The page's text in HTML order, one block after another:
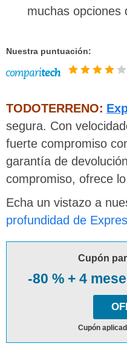
muchas opciones
Nuestra puntuación:
TODOTERRENO:
segura. Con
fuerte compromiso
garantía de
compromiso, ofrece
Echa un vistazo a
profundidad de
Cupón
-80 % + 4
Cupón